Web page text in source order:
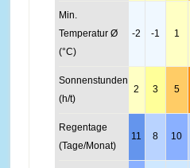
Min.
Temperatur Ø
(°C)
-2 -1 1
Sonnenstunden
(h/t)
2 3 5
Regentage
(Tage/Monat)
11 8 10